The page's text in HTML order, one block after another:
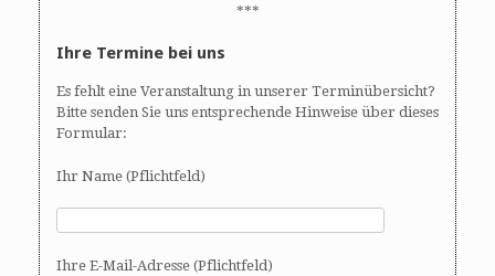
***
Ihre Termine bei uns
Es fehlt eine Veranstaltung in unserer Terminübersicht?
Bitte senden Sie uns entsprechende Hinweise über dieses
Formular:
Ihr Name (Pflichtfeld)
Ihre E-Mail-Adresse (Pflichtfeld)